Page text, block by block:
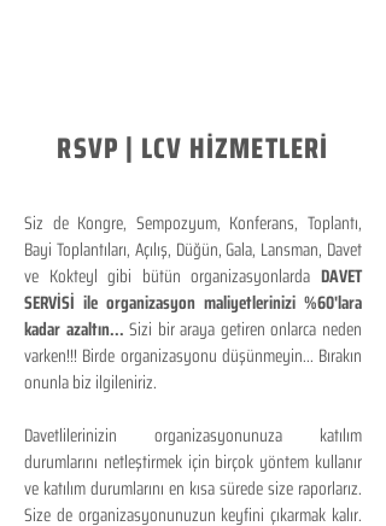
RSVP | LCV HİZMETLERİ
Siz de Kongre, Sempozyum, Konferans, Toplantı,
Bayi Toplantıları, Açılış, Düğün, Gala, Lansman, Davet
ve Kokteyl gibi bütün organizasyonlarda DAVET
SERVİSİ ile organizasyon maliyetlerinizi %60'lara
kadar azaltın...Sizi bir araya getiren onlarca neden
varken!!! Birde organizasyonu düşünmeyin... Bırakın
onunla biz ilgileniriz.
Davetlilerinizin organizasyonunuza katılım
durumlarını netleştirmek için birçok yöntem kullanır
ve katılım durumlarını en kısa sürede size raporlarız.
Size de organizasyonunuzun keyfini çıkarmak kalır.